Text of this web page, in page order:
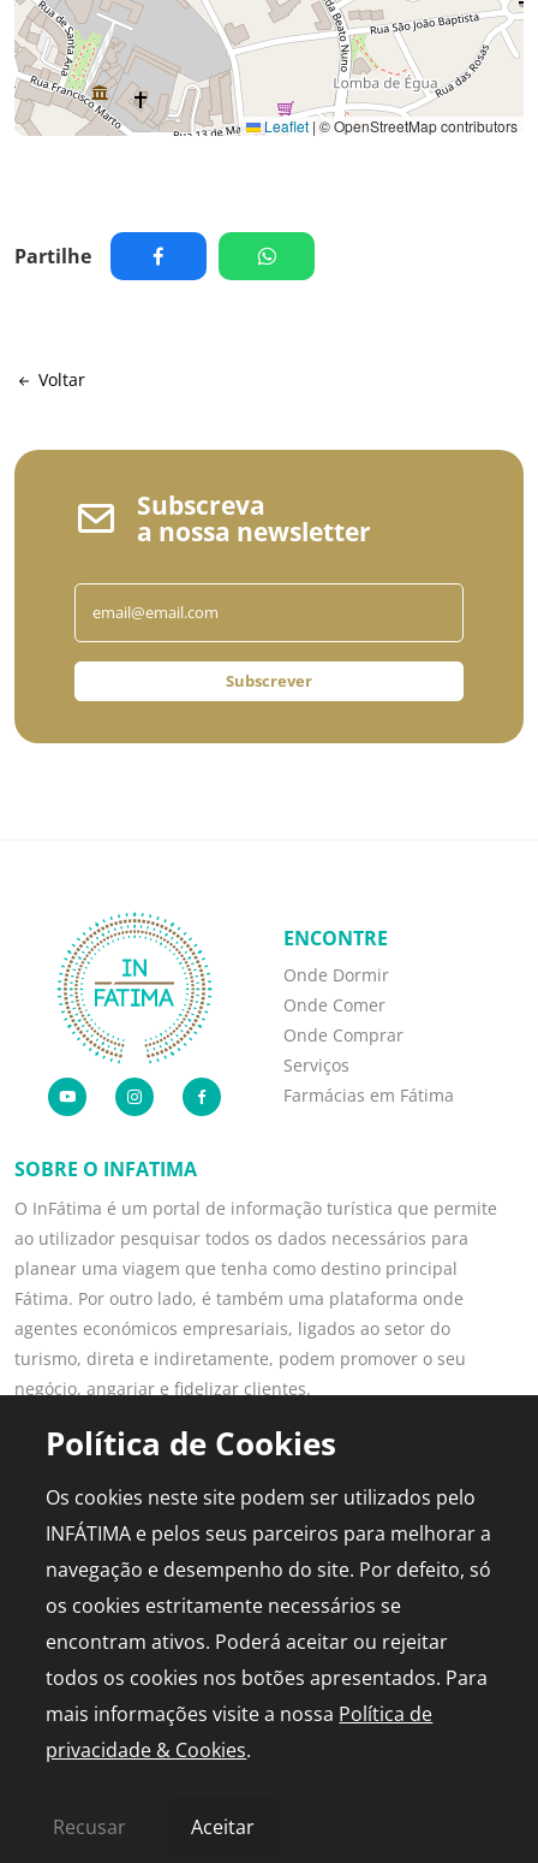
Leaflet | © OpenStreetMap contributors
Partilhe
Voltar
Subscreva
a nossa newsletter
Subscrever
SOBRE O INFATIMA
O InFátima é um portal de informação turística que permite
ao utilizador pesquisar todos os dados necessários para
planear uma viagem que tenha como destino principal
Fátima. Por outro lado, é também uma plataforma onde
agentes económicos empresariais, ligados ao setor do
turismo, direta e indiretamente, podem promover o seu
negócio, angariar e fidelizar clientes.
Saber mais
ENCONTRE
Onde Dormir
Onde Comer
Onde Comprar
Serviços
Farmácias em Fátima
Planear Viagem
Diário de Bordo
Agenda
Capelinha em direto
Publicidade
Media Kit
© 2026 infatima.pt™. Todos os direitos reservados
Mapa do Site
by
Política de Cookies
Os cookies neste site podem ser utilizados pelo
INFÁTIMA e pelos seus parceiros para melhorar a
navegação e desempenho do site. Por defeito, só
os cookies estritamente necessários se
encontram ativos. Poderá aceitar ou rejeitar
todos os cookies nos botões apresentados. Para
mais informações visite a nossa Política de
privacidade & Cookies.
Recusar Aceitar